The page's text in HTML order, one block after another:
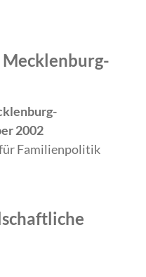
2002
Familienpolitik